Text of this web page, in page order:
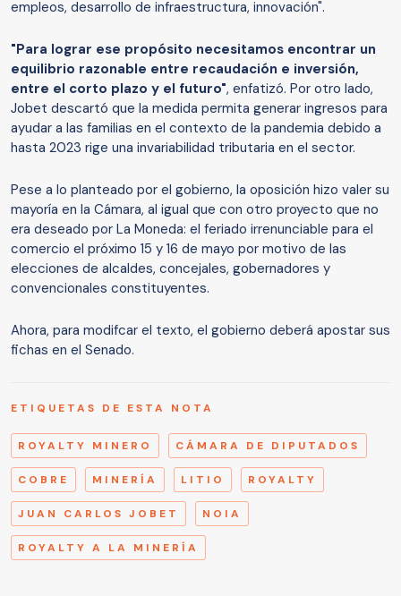
empleos, desarrollo de infraestructura, innovación".
"Para lograr ese propósito necesitamos encontrar un
equilibrio razonable entre recaudación e inversión,
entre el corto plazo y el futuro", enfatizó. Por otro lado,
Jobet descartó que la medida permita generar ingresos para
ayudar a las familias en el contexto de la pandemia debido a
hasta 2023 rige una invariabilidad tributaria en el sector.
Pese a lo planteado por el gobierno, la oposición hizo valer su
mayoría en la Cámara, al igual que con otro proyecto que no
era deseado por La Moneda: el feriado irrenunciable para el
comercio el próximo 15 y 16 de mayo por motivo de las
elecciones de alcaldes, concejales, gobernadores y
convencionales constituyentes.
Ahora, para modifcar el texto, el gobierno deberá apostar sus
fichas en el Senado.
ETIQUETAS DE ESTA NOTA
ROYALTY MINERO CÁMARA DE DIPUTADOS
COBRE MINERÍA LITIO ROYALTY
JUAN CARLOS JOBET NOIA
ROYALTY A LA MINERÍA